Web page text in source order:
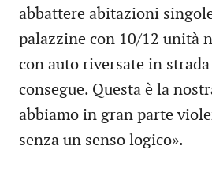
abbattere abitazioni
palazzine con 10/12 unità
con auto riversate in
consegue. Questa è la
abbiamo in gran parte
senza un senso logico».